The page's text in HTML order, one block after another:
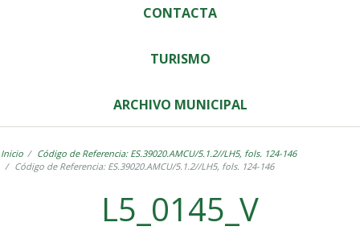
CONTACTA
TURISMO
ARCHIVO MUNICIPAL
Inicio
Código de Referencia: ES.39020.AMCU/5.1.2//LH5, fols. 124-146
Código de Referencia: ES.39020.AMCU/5.1.2//LH5, fols. 124-146
L5_0145_V